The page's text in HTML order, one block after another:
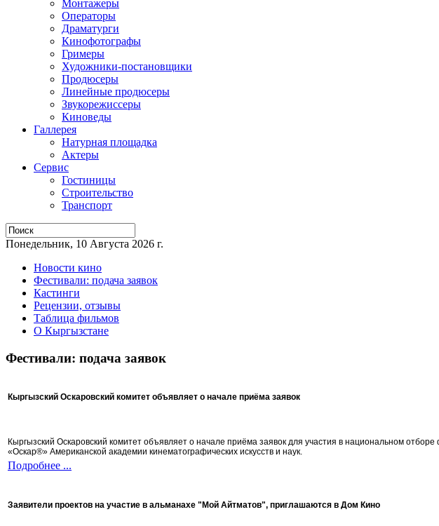
Монтажеры
Операторы
Драматурги
Кинофотографы
Гримеры
Художники-постановщики
Продюсеры
Линейные продюсеры
Звукорежиссеры
Киноведы
Галлерея
Натурная площадка
Актеры
Сервис
Гостиницы
Строительство
Транспорт
Понедельник, 10 Августа 2026 г.
Новости кино
Фестивали: подача заявок
Кастинги
Рецензии, отзывы
Таблица фильмов
О Кыргызстане
Фестивали: подача заявок
Кыргызский Оскаровский комитет объявляет о начале приёма заявок
Кыргызский Оскаровский комитет объявляет о начале приёма заявок для участия в национальном
«Оскар®» Американской академии кинематографических искусств и наук.
Подробнее ...
Заявители проектов на участие в альманахе "Мой Айтматов", приглашаются в Дом Кино